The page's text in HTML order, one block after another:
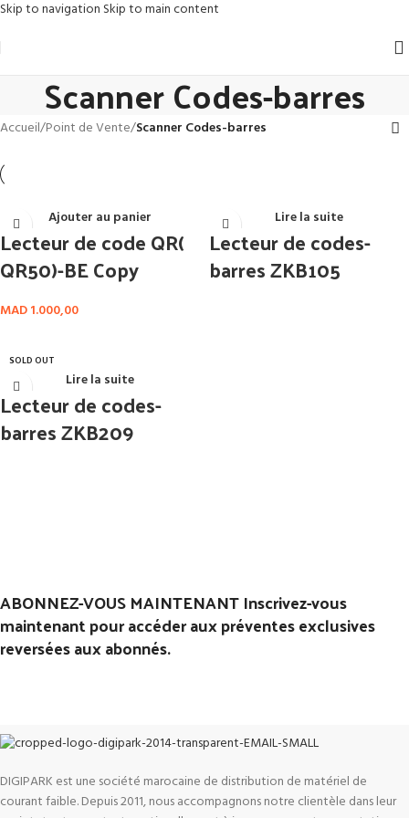
Skip to navigation Skip to main content
Scanner Codes-barres
Accueil/Point de Vente/Scanner Codes-barres
Ajouter au panier
Lecteur de code QR(
QR50)-BE Copy
MAD1.000,00
Lire la suite
Lecteur de codes-
barres ZKB105
SOLD OUT
Lire la suite
Lecteur de codes-
barres ZKB209
ABONNEZ-VOUS MAINTENANT Inscrivez-vous
maintenant pour accéder aux préventes exclusives
reversées aux abonnés.
DIGIPARK est une société marocaine de distribution de matériel de
courant faible. Depuis 2011, nous accompagnons notre clientèle dans leur